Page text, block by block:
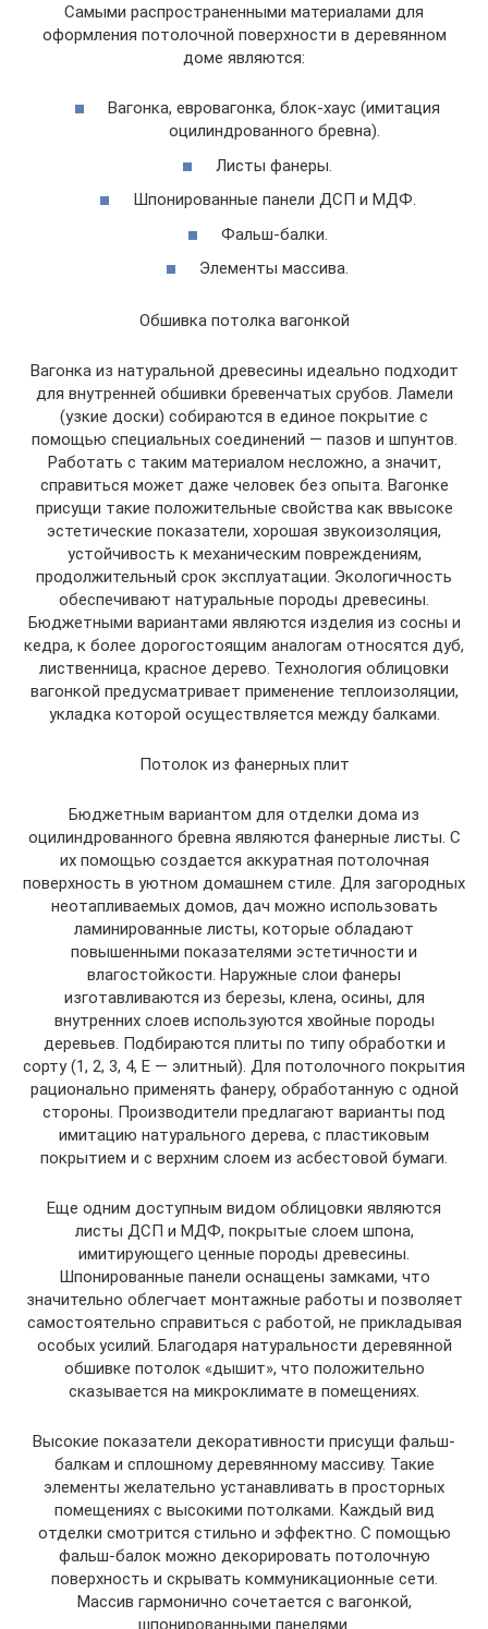
Самыми распространенными материалами для
оформления потолочной поверхности в деревянном
доме являются:
Вагонка, евровагонка, блок-хаус (имитация
оцилиндрованного бревна).
Листы фанеры.
Шпонированные панели ДСП и МДФ.
Фальш-балки.
Элементы массива.
Обшивка потолка вагонкой
Вагонка из натуральной древесины идеально подходит
для внутренней обшивки бревенчатых срубов. Ламели
(узкие доски) собираются в единое покрытие с
помощью специальных соединений — пазов и шпунтов.
Работать с таким материалом несложно, а значит,
справиться может даже человек без опыта. Вагонке
присущи такие положительные свойства как ввысоке
эстетические показатели, хорошая звукоизоляция,
устойчивость к механическим повреждениям,
продолжительный срок эксплуатации. Экологичность
обеспечивают натуральные породы древесины.
Бюджетными вариантами являются изделия из сосны и
кедра, к более дорогостоящим аналогам относятся дуб,
лиственница, красное дерево. Технология облицовки
вагонкой предусматривает применение теплоизоляции,
укладка которой осуществляется между балками.
Потолок из фанерных плит
Бюджетным вариантом для отделки дома из
оцилиндрованного бревна являются фанерные листы. С
их помощью создается аккуратная потолочная
поверхность в уютном домашнем стиле. Для загородных
неотапливаемых домов, дач можно использовать
ламинированные листы, которые обладают
повышенными показателями эстетичности и
влагостойкости. Наружные слои фанеры
изготавливаются из березы, клена, осины, для
внутренних слоев используются хвойные породы
деревьев. Подбираются плиты по типу обработки и
сорту (1, 2, 3, 4, Е — элитный). Для потолочного покрытия
рационально применять фанеру, обработанную с одной
стороны. Производители предлагают варианты под
имитацию натурального дерева, с пластиковым
покрытием и с верхним слоем из асбестовой бумаги.
Еще одним доступным видом облицовки являются
листы ДСП и МДФ, покрытые слоем шпона,
имитирующего ценные породы древесины.
Шпонированные панели оснащены замками, что
значительно облегчает монтажные работы и позволяет
самостоятельно справиться с работой, не прикладывая
особых усилий. Благодаря натуральности деревянной
обшивке потолок «дышит», что положительно
сказывается на микроклимате в помещениях.
Высокие показатели декоративности присущи фальш-
балкам и сплошному деревянному массиву. Такие
элементы желательно устанавливать в просторных
помещениях с высокими потолками. Каждый вид
отделки смотрится стильно и эффектно. С помощью
фальш-балок можно декорировать потолочную
поверхность и скрывать коммуникационные сети.
Массив гармонично сочетается с вагонкой,
шпонированными панелями.